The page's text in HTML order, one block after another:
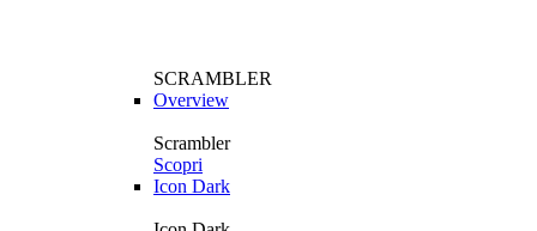
SCRAMBLER
Overview
Scrambler
Scopri
Icon Dark